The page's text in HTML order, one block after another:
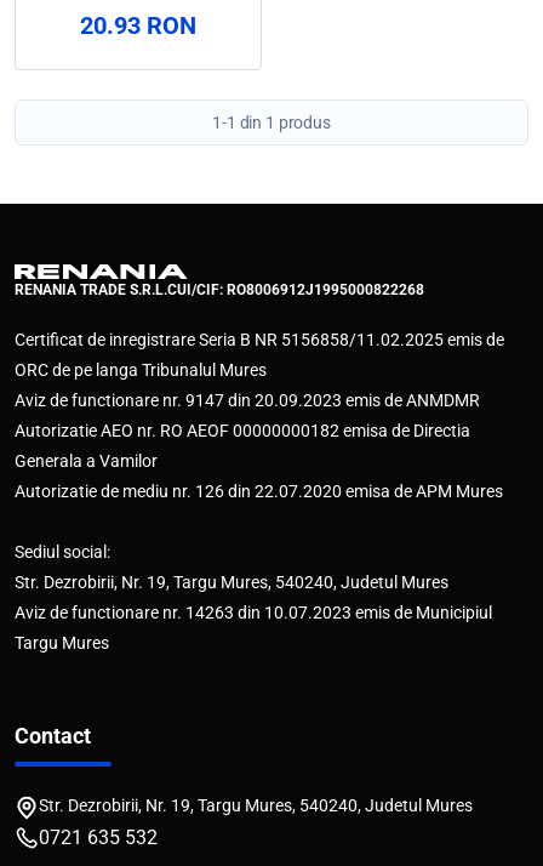
20.93 RON
1-1 din 1 produs
RENANIA TRADE S.R.L.CUI/CIF: RO8006912J1995000822268
Certificat de inregistrare Seria B NR 5156858/11.02.2025 emis de
ORC de pe langa Tribunalul Mures
Aviz de functionare nr. 9147 din 20.09.2023 emis de ANMDMR
Autorizatie AEO nr. RO AEOF 00000000182 emisa de Directia
Generala a Vamilor
Autorizatie de mediu nr. 126 din 22.07.2020 emisa de APM Mures
Sediul social:
Str. Dezrobirii, Nr. 19, Targu Mures, 540240, Judetul Mures
Aviz de functionare nr. 14263 din 10.07.2023 emis de Municipiul
Targu Mures
Contact
Str. Dezrobirii, Nr. 19, Targu Mures, 540240, Judetul Mures
0721 635 532